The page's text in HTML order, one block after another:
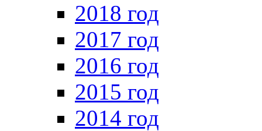
2018 год
2017 год
2016 год
2015 год
2014 год